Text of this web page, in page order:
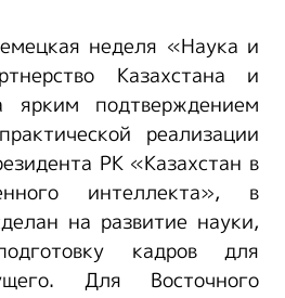
неделя «Наука и
Казахстана и
ярким подтверждением
реализации
РК «Казахстан в
интеллекта», в
на развитие науки,
кадров для
Для Восточного